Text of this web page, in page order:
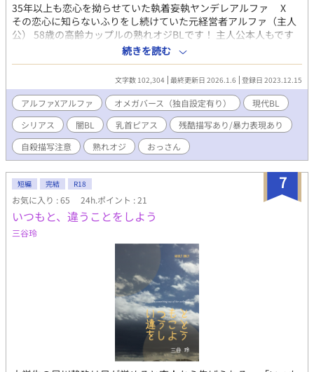
35年以上も恋心を拗らせていた執着妄執ヤンデレアルファ X
その恋心に知らないふりをし続けていた元経営者アルファ（主人
公） 58歳の高齢カップルの熟れオジBLです！ 主人公本人もです
が、ツガイのオメガも、どちゃんこ酷い目に遭います。倫理観は
仕事しません。 残酷描写・輪姦レイプ描写、なんでも許せる方に
のみにお勧めします。 春森さん主催の#闇BL2023企画、地獄BL企
画参加作品。 表紙はトリュフ様（@trufflechocolat）に依頼して
描いて頂きました。 『もう一度君に蒼空を見せたい～奴隷オーク
ションで高額な処女地下オメガを買ってしまったので借金返済に
追われています～』の親世代のお話に焦点を当てたスピンオフで
す。 #がついている話は重複しております。 タグ：強制番解除薬/
大学の同級生/烙印/焼き印/乳首ピアス/人身売買/アルファxベー
心が壊れる/執愛/集団レイプ/NTR/モブレ/鬼畜/自殺未遂/運命の
番/オジXオジ/チクピ/アルファxアルファ ……タグは随時追加しま
すが、とにかくてんこ盛りです！w
続きを読む
文字数 102,304 最終更新日 2026.1.6 登録日 2023.12.15
アルファXアルファ オメガバース（独自設定有り）
現代BL
シリアス
闇BL 乳首ピアス
残酷描写あり/暴力表現あり
自殺描写注意
熟れオジ おっさん
7
短編 完結 R18
お気に入り : 65 24h.ポイント : 21
いつもと、違うことをしよう
三谷玲